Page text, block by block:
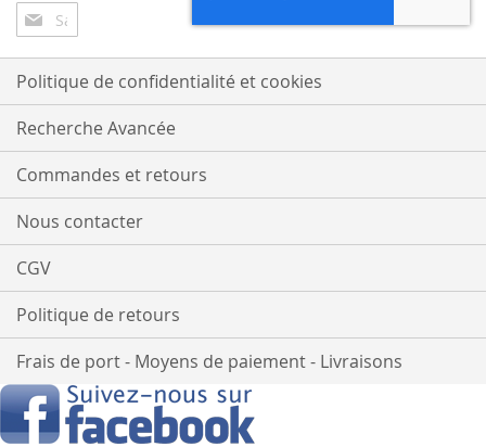
Inscription
à
notre
lettre
d’information
:
Politique de confidentialité et cookies
Recherche Avancée
Commandes et retours
Nous contacter
CGV
Politique de retours
Frais de port - Moyens de paiement - Livraisons